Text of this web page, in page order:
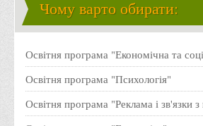
освіти розвивати свої фізичні здібності.